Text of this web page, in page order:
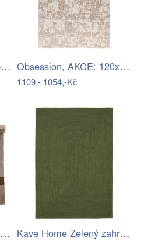
Obsession, Kusový koberec My Tallinn… Obsession, AKCE: 120x170 cm Kusový…
1109,-1054,-Kč
BLOOMINGVILLE Bavlněný koberec ZOFIA… Kave Home Zelený zahradní koberec…